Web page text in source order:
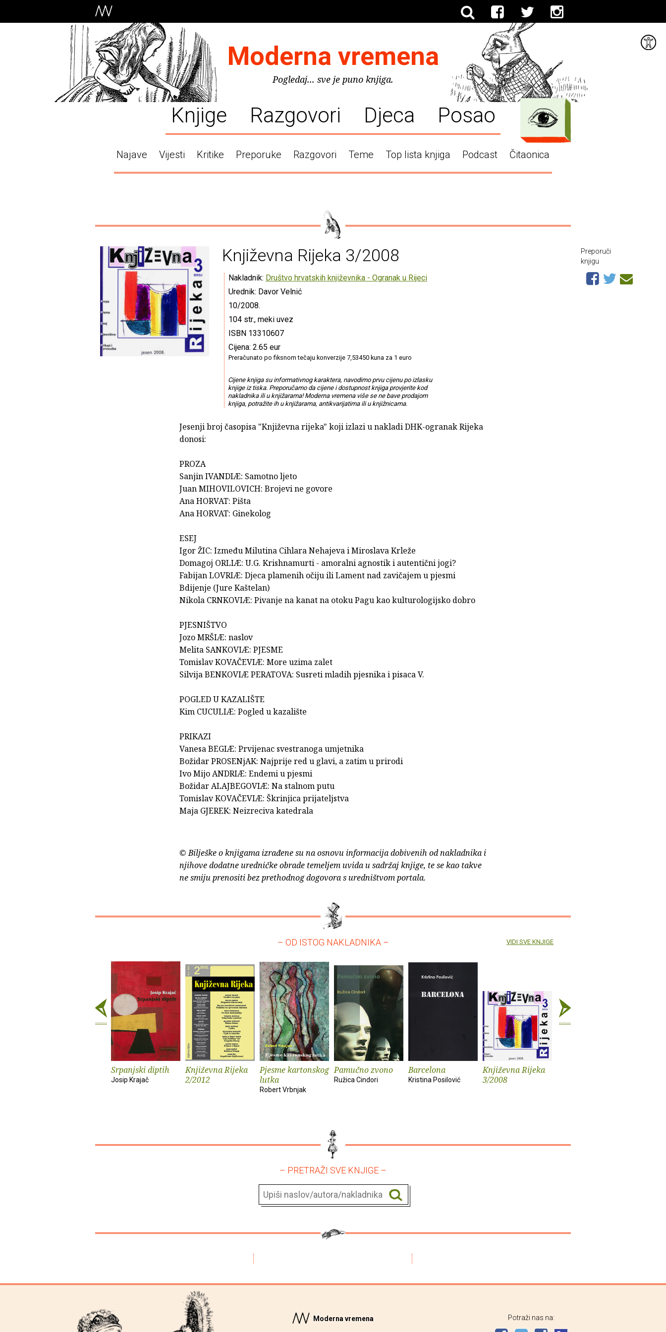
Moderna vremena
Pogledaj... sve je puno knjiga.
Knjige Razgovori Djeca Posao
Najave Vijesti Kritike Preporuke Razgovori Teme Top lista knjiga Podcast Čitaonica
Književna Rijeka 3/2008
Nakladnik: Društvo hrvatskih književnika - Ogranak u Rijeci
Urednik: Davor Velnić
10/2008.
104 str., meki uvez
ISBN 13310607
Cijena: 2.65 eur
Preračunato po fiksnom tečaju konverzije 7,53450 kuna za 1 euro
Cijene knjiga su informativnog karaktera, navodimo prvu cijenu po izlasku
knjige iz tiska. Preporučamo da cijene i dostupnost knjiga provjerite kod
nakladnika ili u knjižarama! Moderna vremena više se ne bave prodajom
knjiga, potražite ih u knjižarama, antikvarijatima ili u knjižnicama.
Jesenji broj časopisa "Književna rijeka" koji izlazi u nakladi DHK-ogranak Rijeka
donosi:
PROZA
Sanjin IVANDIÆ: Samotno ljeto
Juan MIHOVILOVICH: Brojevi ne govore
Ana HORVAT: Pišta
Ana HORVAT: Ginekolog
ESEJ
Igor ŽIC: Između Milutina Cihlara Nehajeva i Miroslava Krleže
Domagoj ORLIÆ: U.G. Krishnamurti - amoralni agnostik i autentični jogi?
Fabijan LOVRIÆ: Djeca plamenih očiju ili Lament nad zavičajem u pjesmi
Bdijenje (Jure Kaštelan)
Nikola CRNKOVIÆ: Pivanje na kanat na otoku Pagu kao kulturologijsko dobro
PJESNIŠTVO
Jozo MRŠIÆ: naslov
Melita SANKOVIÆ: PJESME
Tomislav KOVAČEVIÆ: More uzima zalet
Silvija BENKOVIÆ PERATOVA: Susreti mladih pjesnika i pisaca V.
POGLED U KAZALIŠTE
Kim CUCULIÆ: Pogled u kazalište
PRIKAZI
Vanesa BEGIÆ: Prvijenac svestranoga umjetnika
Božidar PROSENjAK: Najprije red u glavi, a zatim u prirodi
Ivo Mijo ANDRIÆ: Endemi u pjesmi
Božidar ALAJBEGOVIÆ: Na stalnom putu
Tomislav KOVAČEVIÆ: Škrinjica prijateljstva
Maja GJEREK: Neizreciva katedrala
© Bilješke o knjigama izrađene su na osnovu informacija dobivenih od nakladnika i
njihove dodatne uredničke obrade temeljem uvida u sadržaj knjige, te se kao takve
ne smiju prenositi bez prethodnog dogovora s uredništvom portala.
Preporuči
knjigu
– OD ISTOG NAKLADNIKA –
Srpanjski diptih
Josip Krajač
Književna Rijeka
2/2012
Pjesme kartonskog
lutka
Robert Vrbnjak
Pamučno zvono
Ružica Cindori
Barcelona
Kristina Posilović
Književna Rijeka
3/2008
VIDI SVE KNJIGE
– PRETRAŽI SVE KNJIGE –
Moderna vremena Potraži nas na: